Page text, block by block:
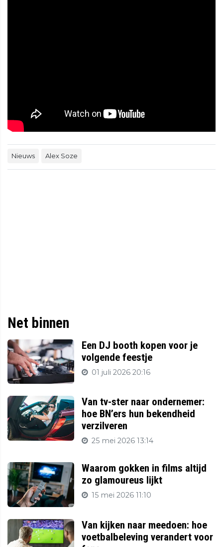
Nieuws Alex Soze
Net binnen
Een DJ booth kopen voor je
volgende feestje
01 juli 2026 20:16
Van tv-ster naar ondernemer:
hoe BN’ers hun bekendheid
verzilveren
25 mei 2026 13:14
Waarom gokken in films altijd
zo glamoureus lijkt
15 mei 2026 11:10
Van kijken naar meedoen: hoe
voetbalbeleving verandert voor